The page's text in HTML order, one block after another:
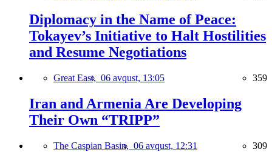
Diplomacy in the Name of Peace:
Tokayev’s Initiative to Halt Hostilities
and Resume Negotiations
Great East, 06 avqust, 13:05 359
Iran and Armenia Are Developing
Their Own “TRIPP”
The Caspian Basin, 06 avqust, 12:31 309